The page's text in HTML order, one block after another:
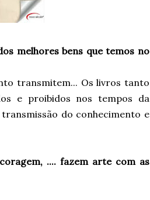
melhores bens que temos no
transmitem... Os livros tanto
e proibidos nos tempos da
do conhecimento e
.... fazem arte com as